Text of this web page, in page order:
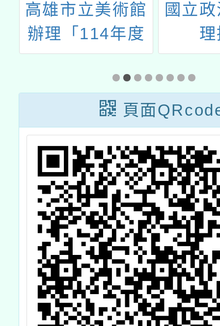
高雄市立美術館
辦理「114年度
『藝起來尋美』
計畫－教師增能
研習」
國立
頁面